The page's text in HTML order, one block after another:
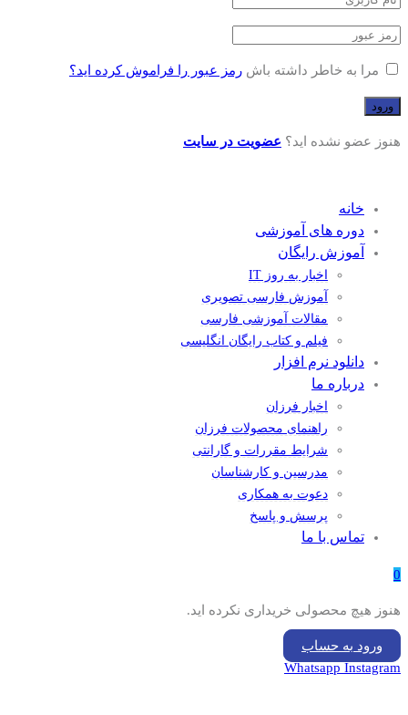
مرا به خاطر داشته باش رمز عبور را فراموش کرده اید؟
هنوز عضو نشده اید؟ عضویت در سایت
خانه
دوره های آموزشی
آموزش رایگان
اخبار به روز IT
آموزش فارسی تصویری
مقالات آموزشی فارسی
فیلم و کتاب رایگان انگلیسی
دانلود نرم افزار
درباره ما
اخبار فرزان
راهنمای محصولات فرزان
شرایط مقررات و گارانتی
مدرسین و کارشناسان
دعوت به همکاری
پرسش و پاسخ
تماس با ما
0
هنوز هیچ محصولی خریداری نکرده اید.
ورود به حساب
Whatsapp Instagram